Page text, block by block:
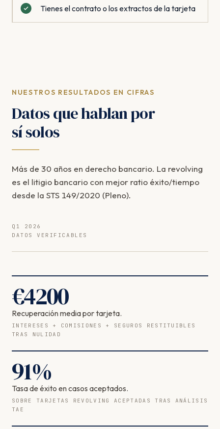
Tienes el contrato o los extractos de la tarjeta
NUESTROS RESULTADOS EN CIFRAS
Datos que hablan por
sí solos
Más de 30 años en derecho bancario. La revolving
es el litigio bancario con mejor ratio éxito/tiempo
desde la STS 149/2020 (Pleno).
Q1 2026
DATOS VERIFICABLES
€4200
Recuperación media por tarjeta.
INTERESES + COMISIONES + SEGUROS RESTITUIBLES
TRAS NULIDAD
91%
Tasa de éxito en casos aceptados.
SOBRE TARJETAS REVOLVING ACEPTADAS TRAS ANÁLISIS
TAE